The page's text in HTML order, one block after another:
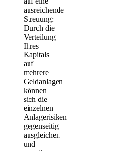
ausreichende
Streuung:
Durch die
Verteilung
Ihres
Kapitals
auf
mehrere
Geldanlagen
können
sich die
einzelnen
Anlagerisiken
gegenseitig
ausgleichen
und